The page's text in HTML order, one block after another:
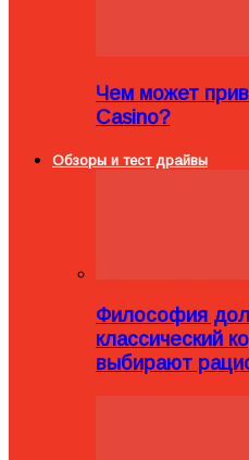
Чем может
Casino?
Обзоры и тест драйвы
Философия
классический
выбирают